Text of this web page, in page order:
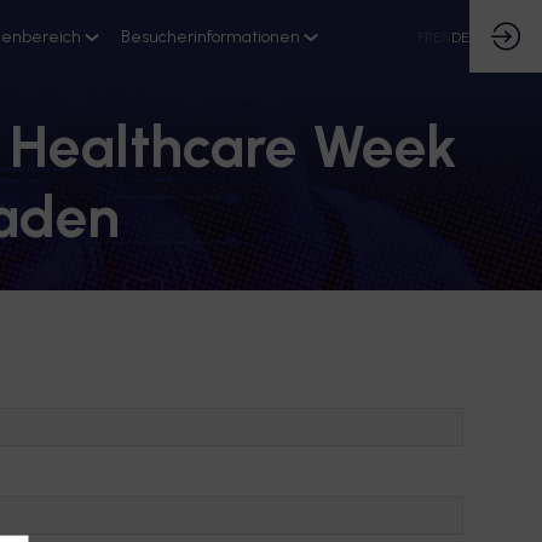
Besucherinformationen DE
Week